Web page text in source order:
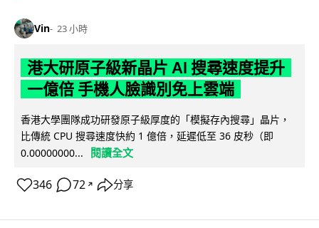
Vin 23 小時
港大研原子級新晶片 AI 搜尋速度提升
一億倍 手機人臉識別免上雲端
香港大學團隊成功研發原子級厚度的「模擬存內搜尋」晶片，
比傳統 CPU 搜尋速度快約 1 億倍，延遲低至 36 皮秒（即
0.00000000...
閱讀全文
346 72 ↗ 分享